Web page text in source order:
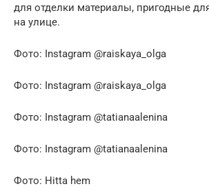
для отделки материалы, пригодные
на улице.
Фото: Instagram @raiskaya_olga
Фото: Instagram @raiskaya_olga
Фото: Instagram @tatianaalenina
Фото: Instagram @tatianaalenina
Фото: Hitta hem